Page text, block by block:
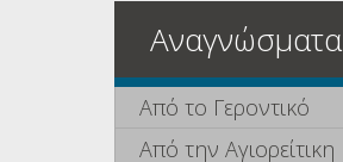
Αναγνώσματα
Από το Γεροντικό
Από την Αγιορείτικη